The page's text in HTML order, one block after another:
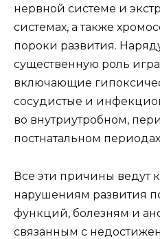
нервной системе и
системах, а также
пороки развития.
существенную роль
включающие
сосудистые и
во внутриутробном,
постнатальном
Все эти причины ведут
нарушениям развития
функций, болезням и
связанным с